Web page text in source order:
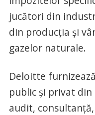
jucători din
din producţia şi
gazelor naturale.
Deloitte
public şi privat
audit,